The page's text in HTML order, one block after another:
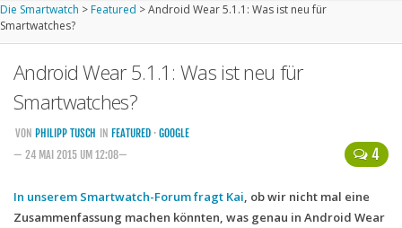
Startseite
Kommende Smartwatches
Handytarife
Smartphonetarife
Die Smartwatch >Featured >Android Wear 5.1.1: Was ist neu für
Smartwatches?
Android Wear 5.1.1: Was ist neu für
Smartwatches?
4
VON PHILIPP TUSCH IN FEATURED · GOOGLE
— 24 MAI 2015 UM 12:08—
In unserem Smartwatch-Forum fragt Kai, ob wir nicht mal eine
Zusammenfassung machen könnten, was genau in Android Wear